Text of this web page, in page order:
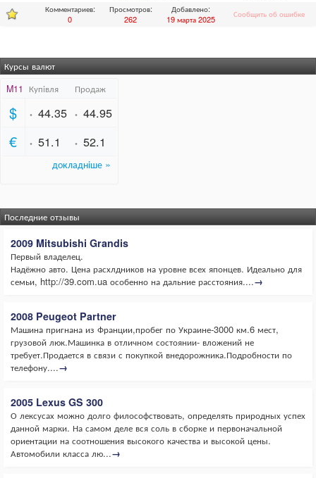
Комментариев:
0
Просмотров:
262
Добавлено:
19 марта 2025
Сообщить об ошибке
Курсы валют
Последние отзывы
2009 Mitsubishi Grandis
Первый владелец.
Надёжно авто. Цена расхлдников на уровне всех японцев. Идеально для
семьи, http://39.com.ua особенно на дальние расстояния....→
2008 Peugeot Partner
Машина пригнана из Франции,пробег по Украине-3000 км.6 мест,
грузовой люк.Машинка в отличном состоянии- вложений не
требует.Продается в связи с покупкой внедорожника.Подробности по
телефону....→
2005 Lexus GS 300
О лексусах можно долго философствовать, определять природных успех
данной марки. На самом деле вся соль в сборке и первоначальной
ориентации на соотношения высокого качества и высокой цены.
Автомобили класса лю...→